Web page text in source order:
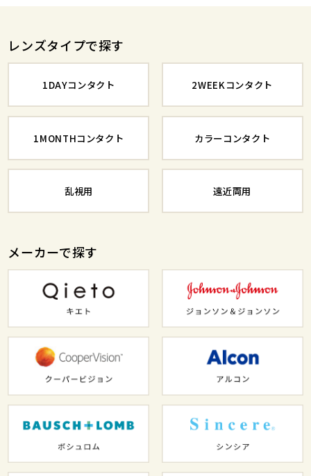
レンズタイプで探す
1DAYコンタクト 2WEEKコンタクト
1MONTHコンタクト カラーコンタクト
乱視用 遠近両用
メーカーで探す